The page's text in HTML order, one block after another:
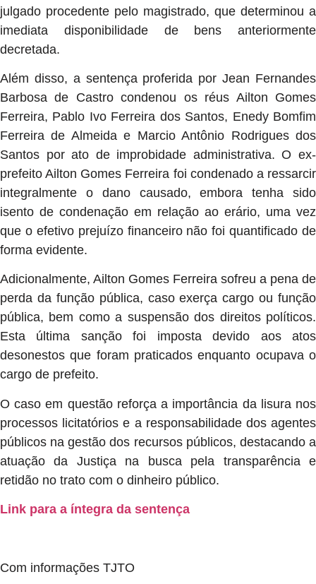
julgado procedente pelo magistrado, que determinou a
imediata disponibilidade de bens anteriormente
decretada.
Além disso, a sentença proferida por Jean Fernandes
Barbosa de Castro condenou os réus Ailton Gomes
Ferreira, Pablo Ivo Ferreira dos Santos, Enedy Bomfim
Ferreira de Almeida e Marcio Antônio Rodrigues dos
Santos por ato de improbidade administrativa. O ex-
prefeito Ailton Gomes Ferreira foi condenado a ressarcir
integralmente o dano causado, embora tenha sido
isento de condenação em relação ao erário, uma vez
que o efetivo prejuízo financeiro não foi quantificado de
forma evidente.
Adicionalmente, Ailton Gomes Ferreira sofreu a pena de
perda da função pública, caso exerça cargo ou função
pública, bem como a suspensão dos direitos políticos.
Esta última sanção foi imposta devido aos atos
desonestos que foram praticados enquanto ocupava o
cargo de prefeito.
O caso em questão reforça a importância da lisura nos
processos licitatórios e a responsabilidade dos agentes
públicos na gestão dos recursos públicos, destacando a
atuação da Justiça na busca pela transparência e
retidão no trato com o dinheiro público.
Link para a íntegra da sentença
Com informações TJTO